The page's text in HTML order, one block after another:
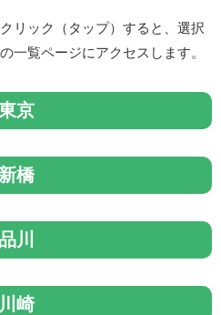
リック（タップ）すると、選択
一覧ページにアクセスします。
京
新橋
品川
川崎